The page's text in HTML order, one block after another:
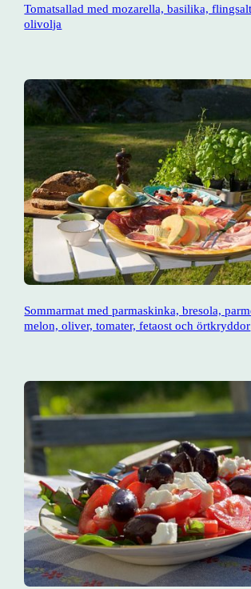
Tomatsallad med mozarella, basilika,
olivolja
Sommarmat med parmaskinka, bresola,
melon, oliver, tomater, fetaost och örtkryddor